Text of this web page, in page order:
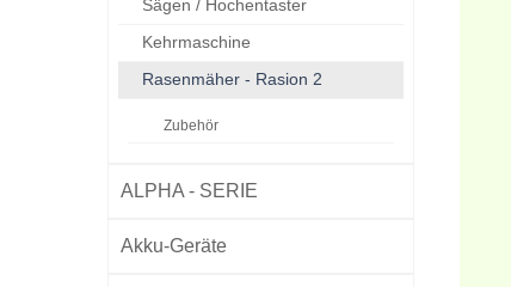
Sägen / Hochentaster
Kehrmaschine
Rasenmäher - Rasion 2
Zubehör
ALPHA - SERIE
Akku-Geräte